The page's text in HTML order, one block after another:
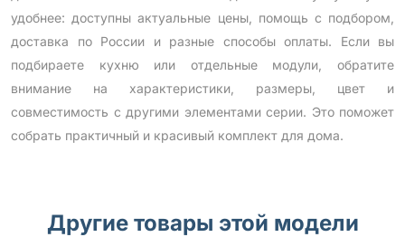
удобнее: доступны актуальные цены, помощь с подбором,
доставка по России и разные способы оплаты. Если вы
подбираете кухню или отдельные модули, обратите
внимание на характеристики, размеры, цвет и
совместимость с другими элементами серии. Это поможет
собрать практичный и красивый комплект для дома.
Другие товары этой модели